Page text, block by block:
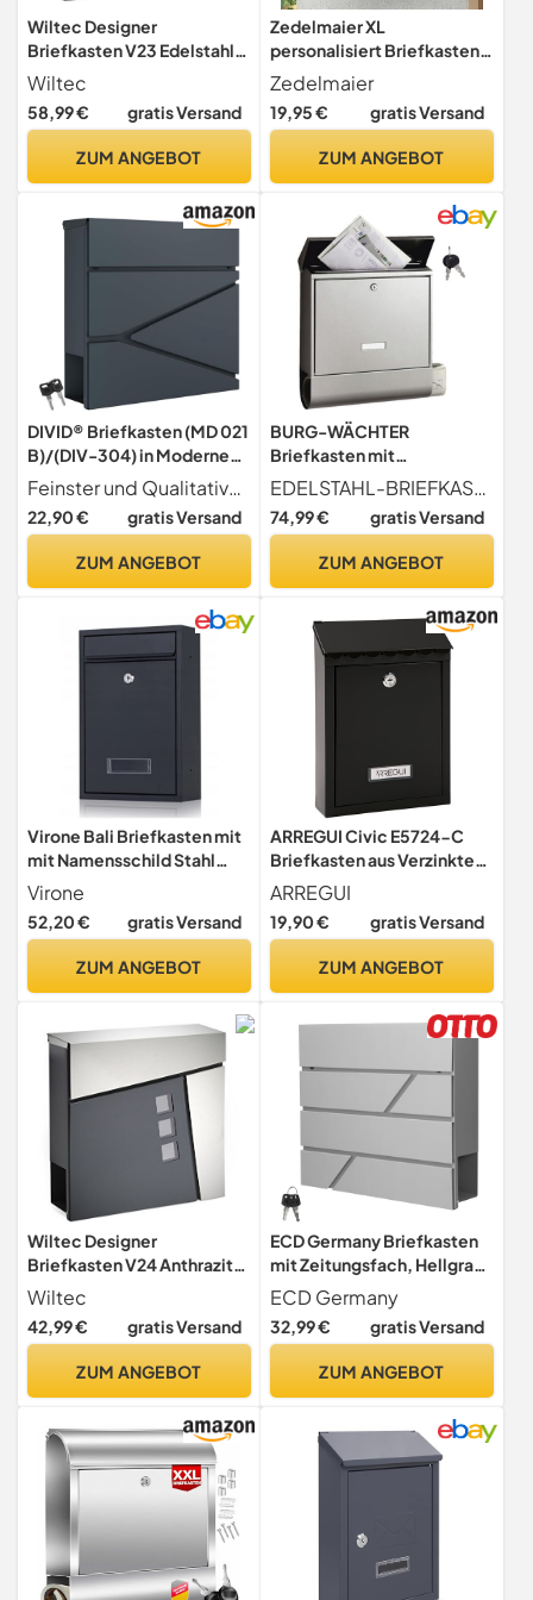
Wiltec Designer
Briefkasten V23 Edelstahl
370 x 102 x 370 mm,
Wandbriefkasten mit
Schloss und Zeitungsrolle,
Wiltec
58,99 € gratis Versand
ZUM ANGEBOT
Zedelmaier XL
personalisiert Briefkasten
mit Edelstahl Namensschild
Anthrazit Wandbriefkasten
Postkasten Briefkasten mit
Schlüsseln Letter Box 9.5 x
Zedelmaier
19,95 € gratis Versand
ZUM ANGEBOT
DIVID® Briefkasten (MD 021
B)/(DIV-304) in Modernem
Design | Wandmontage inkl
Schrauben und Dübel |
Wandbriefkasten inkl. 2
Briefkasten zum
Feinster und Qualitativer Edelstahl Durch das pulverbeschichtete Edelstahl haben Sie mit dem Briefkasten von DIVID einen nicht nur optisch ansprechenden Postempfänger sondern auch noch einen Langlebigen und robusten gleich dazu.
22,90 € gratis Versand
ZUM ANGEBOT
BURG-WÄCHTER
Briefkasten mit
Zeitungsfach und
Namensschild, Rostfreier
Edelstahl, Einwurf-Format
2500 NI
EDELSTAHL-BRIEFKASTEN Der Briefkasten aus Edelstahl verfügt über ein Kippdach, sodass der Inhalt optimal vor Wettereinflüssen geschützt ist. Er eignet sich sowohl zur Wandmontage als auch zum Aufstellen an einem passenden Ständer (BURG-WÄCHTER Uni 150).
74,99 € gratis Versand
ZUM ANGEBOT
Virone Bali Briefkasten mit
mit Namensschild Stahl
verzinkt mit Einem
Schlüssel (Anthrazit)
Virone
52,20 € gratis Versand
ZUM ANGEBOT
ARREGUI Civic E5724-C
Briefkasten aus Verzinktem
Stahl, Größe S (DIN A5
Post), Wandbriefkasten für
den Außenbereich mit
Namensschild, Postkasten
Montage, Schwarz
ARREGUI
19,90 € gratis Versand
ZUM ANGEBOT
Wiltec Designer
Briefkasten V24 Anthrazit
und Edelstahl 370 x 105 x
370 mm, Wandbriefkasten
mit Schloss, Sichtfenstern
Postkasten aus
Wiltec
42,99 € gratis Versand
ZUM ANGEBOT
ECD Germany Briefkasten
mit Zeitungsfach, Hellgrau,
37x11x37 cm, aus Edelstahl
pulverbeschichtet, inkl. 2
Schlüssel,
Moderner Design
Postkasten Mailbox
Zeitungsrolle
ECD Germany
32,99 € gratis Versand
ZUM ANGEBOT